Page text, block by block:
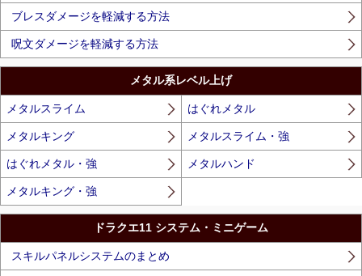
ブレスダメージを軽減する方法
呪文ダメージを軽減する方法
メタル系レベル上げ
メタルスライム はぐれメタル
メタルキング メタルスライム・強
はぐれメタル・強 メタルハンド
メタルキング・強
ドラクエ11 システム・ミニゲーム
スキルパネルシステムのまとめ